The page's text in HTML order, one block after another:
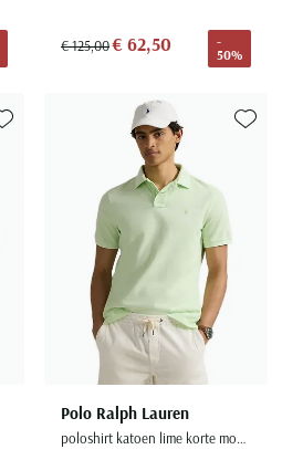
€ 125,00€ 62,50
-
50%
Toevoegen aan favorieten
Polo Ralph Lauren
poloshirt katoen lime korte mouw